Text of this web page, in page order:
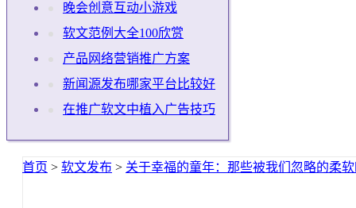
晚会创意互动小游戏
软文范例大全100欣赏
产品网络营销推广方案
新闻源发布哪家平台比较好
在推广软文中植入广告技巧
首页 > 软文发布 > 关于幸福的童年：那些被我们忽略的柔